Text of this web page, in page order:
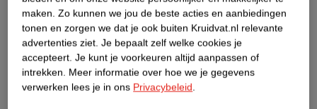
probleemoplossend vermogen van je kind. Op een
LEGO bouwplaat kan je kind zijn fantasie helemaal
kwijt. De bouwplaat is het perfecte startpunt voor
eindeloos inspirerend bouw- en speelplezier.
maken. Zo kunnen we jou de beste acties en aanbiedingen
tonen en zorgen we dat je ook buiten Kruidvat.nl relevante
advertenties ziet. Je bepaalt zelf welke cookies je
accepteert. Je kunt je voorkeuren altijd aanpassen of
intrekken. Meer informatie over hoe we je gegevens
verwerken lees je in ons Privacybeleid.